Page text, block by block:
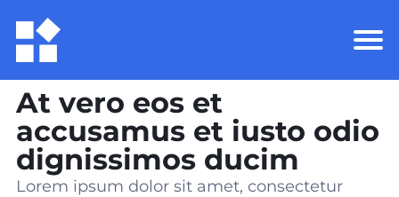
At vero eos et
accusamus et iusto odio
dignissimos ducim
Lorem ipsum dolor sit amet, consectetur